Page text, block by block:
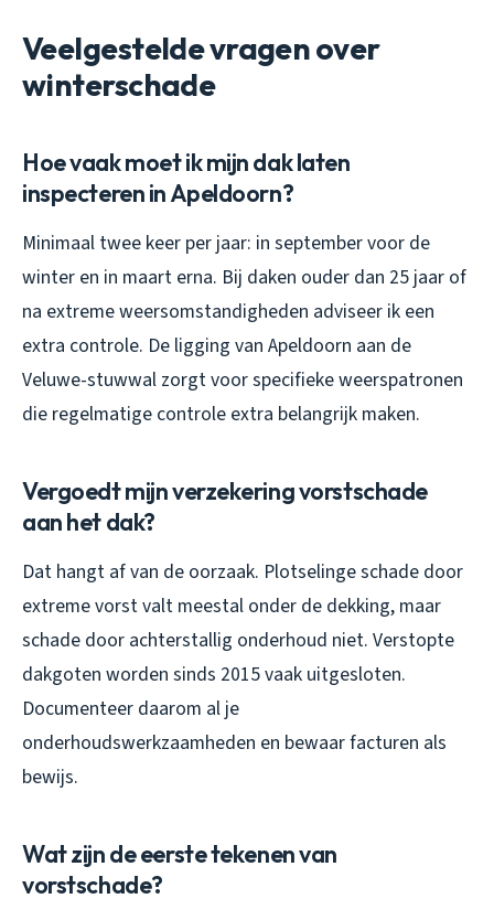
Veelgestelde vragen over
winterschade
Hoe vaak moet ik mijn dak laten
inspecteren in Apeldoorn?
Minimaal twee keer per jaar: in september voor de
winter en in maart erna. Bij daken ouder dan 25 jaar of
na extreme weersomstandigheden adviseer ik een
extra controle. De ligging van Apeldoorn aan de
Veluwe-stuwwal zorgt voor specifieke weerspatronen
die regelmatige controle extra belangrijk maken.
Vergoedt mijn verzekering vorstschade
aan het dak?
Dat hangt af van de oorzaak. Plotselinge schade door
extreme vorst valt meestal onder de dekking, maar
schade door achterstallig onderhoud niet. Verstopte
dakgoten worden sinds 2015 vaak uitgesloten.
Documenteer daarom al je
onderhoudswerkzaamheden en bewaar facturen als
bewijs.
Wat zijn de eerste tekenen van
vorstschade?